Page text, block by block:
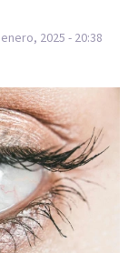
2025 - 20:38